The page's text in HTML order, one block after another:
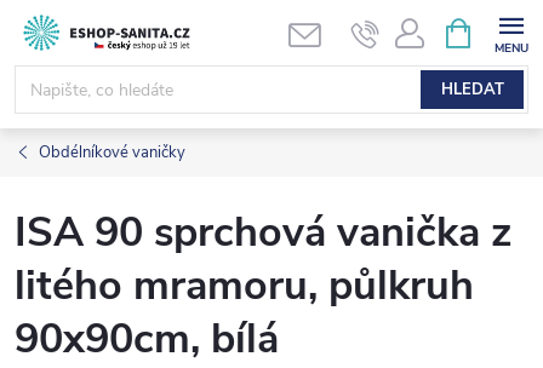
Přejít
obsah
HLEDAT
NÁKUPNÍ
KOŠÍK
Obdélníkové vaničky
ISA 90 sprchová vanička z
litého mramoru, půlkruh
90x90cm, bílá